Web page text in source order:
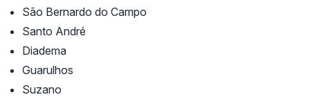
São Bernardo do Campo
Santo André
Diadema
Guarulhos
Suzano